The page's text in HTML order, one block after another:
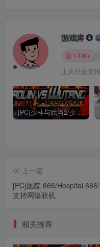
游戏库
1.4W+
[PC]少林与武当2/少林vs武当2/Shaolin vs Wutang 2
上一篇
[PC]医院 666/Hospital 666/
支持网络联机
相关推荐